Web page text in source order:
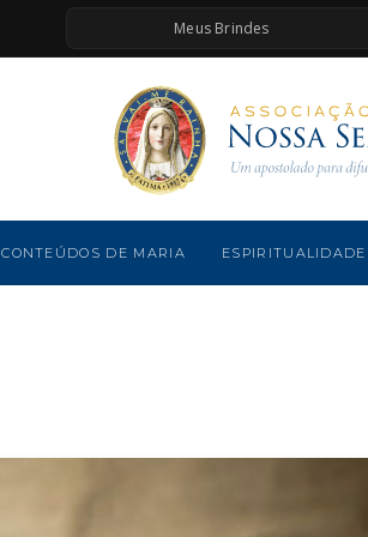
Meus Brindes
CONTEÚDOS DE MARIA ESPIRITUALIDADE